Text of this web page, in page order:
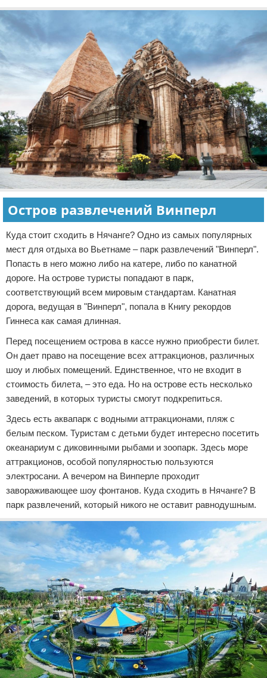
Остров развлечений Винперл
Куда стоит сходить в Нячанге? Одно из самых популярных
мест для отдыха во Вьетнаме – парк развлечений "Винперл".
Попасть в него можно либо на катере, либо по канатной
дороге. На острове туристы попадают в парк,
соответствующий всем мировым стандартам. Канатная
дорога, ведущая в "Винперл", попала в Книгу рекордов
Гиннеса как самая длинная.
Перед посещением острова в кассе нужно приобрести билет.
Он дает право на посещение всех аттракционов, различных
шоу и любых помещений. Единственное, что не входит в
стоимость билета, – это еда. Но на острове есть несколько
заведений, в которых туристы смогут подкрепиться.
Здесь есть аквапарк с водными аттракционами, пляж с
белым песком. Туристам с детьми будет интересно посетить
океанариум с диковинными рыбами и зоопарк. Здесь море
аттракционов, особой популярностью пользуются
электросани. А вечером на Винперле проходит
завораживающее шоу фонтанов. Куда сходить в Нячанге? В
парк развлечений, который никого не оставит равнодушным.